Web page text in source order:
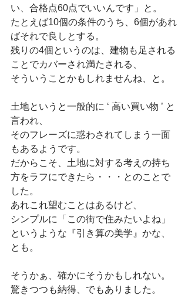
い、合格点60点でいいんです」と。
たとえば10個の条件のうち、6個があれ
ばそれで良しとする。
残りの4個というのは、建物も足される
ことでカバーされ満たされる、
そういうことかもしれませんね、と。
土地というと一般的に ‘ 高い買い物 ’ と
言われ、
そのフレーズに惑わされてしまう一面
もあるようです。
だからこそ、土地に対する考えの持ち
方をラフにできたら・・・とのことで
した。
あれこれ望むことはあるけど、
シンプルに「この街で住みたいよね」
というような『引き算の美学』かな、
とも。
そうかぁ、確かにそうかもしれない。
驚きつつも納得、でもありました。